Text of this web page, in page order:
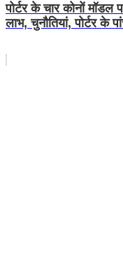
पोर्टर के चार कोनों मॉडल
लाभ, चुनौतियां, पोर्टर के